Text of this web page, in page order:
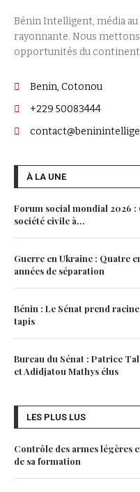
Bénin Intelligent, média
rayonnante. Nous
opportunités du
Benin, Cotonou
+229 50083444
À LA UNE
Forum social mondial 2026 :
société civile à...
Guerre en Ukraine : Quatre
années de séparation
Bénin : Le Sénat prend
tapis
Bureau du Sénat : Patrice
et Adidjatou Mathys élus
LES PLUS LUS
Contrôle des armes légères
de sa formation